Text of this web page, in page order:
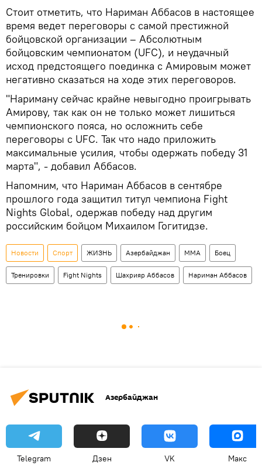
Стоит отметить, что Нариман Аббасов в настоящее
время ведет переговоры с самой престижной
бойцовской организации – Абсолютным
бойцовским чемпионатом (UFC), и неудачный
исход предстоящего поединка с Амировым может
негативно сказаться на ходе этих переговоров.
"Нариману сейчас крайне невыгодно проигрывать
Амирову, так как он не только может лишиться
чемпионского пояса, но осложнить себе
переговоры с UFC. Так что надо приложить
максимальные усилия, чтобы одержать победу 31
марта", - добавил Аббасов.
Напомним, что Нариман Аббасов в сентябре
прошлого года защитил титул чемпиона Fight
Nights Global, одержав победу над другим
российским бойцом Михаилом Гогитидзе.
Новости Спорт ЖИЗНЬ Азербайджан ММА Боец
Тренировки Fight Nights Шахрияр Аббасов Нариман Аббасов
Азербайджан
Telegram Дзен VK Макс